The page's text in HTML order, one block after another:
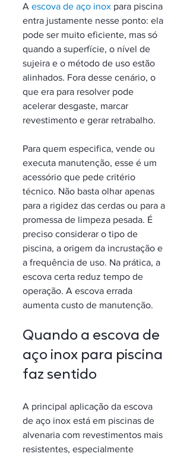
A escova de aço inox para piscina
entra justamente nesse ponto: ela
pode ser muito eficiente, mas só
quando a superfície, o nível de
sujeira e o método de uso estão
alinhados. Fora desse cenário, o
que era para resolver pode
acelerar desgaste, marcar
revestimento e gerar retrabalho.
Para quem especifica, vende ou
executa manutenção, esse é um
acessório que pede critério
técnico. Não basta olhar apenas
para a rigidez das cerdas ou para a
promessa de limpeza pesada. É
preciso considerar o tipo de
piscina, a origem da incrustação e
a frequência de uso. Na prática, a
escova certa reduz tempo de
operação. A escova errada
aumenta custo de manutenção.
Quando a escova de
aço inox para piscina
faz sentido
A principal aplicação da escova
de aço inox está em piscinas de
alvenaria com revestimentos mais
resistentes, especialmente